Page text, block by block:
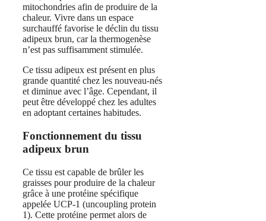
mitochondries afin de produire de la
chaleur. Vivre dans un espace
surchauffé favorise le déclin du tissu
adipeux brun, car la thermogenèse
n’est pas suffisamment stimulée.
Ce tissu adipeux est présent en plus
grande quantité chez les nouveau-nés
et diminue avec l’âge. Cependant, il
peut être développé chez les adultes
en adoptant certaines habitudes.
Fonctionnement du tissu
adipeux brun
Ce tissu est capable de brûler les
graisses pour produire de la chaleur
grâce à une protéine spécifique
appelée UCP-1 (uncoupling protein
1). Cette protéine permet alors de